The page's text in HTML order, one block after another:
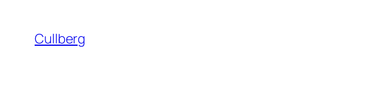
innehåll
Cullberg